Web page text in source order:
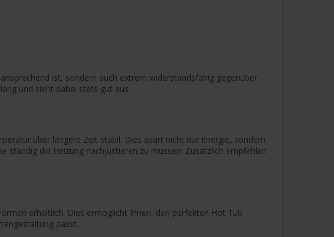
ist, sondern auch extrem widerstandsfähig gegenüber
und sieht dabei stets gut aus.
über längere Zeit stabil. Dies spart nicht nur Energie, sondern
ständig die Heizung nachjustieren zu müssen. Zusätzlich empfehlen
erhältlich. Dies ermöglicht Ihnen, den perfekten Hot Tub
passt.